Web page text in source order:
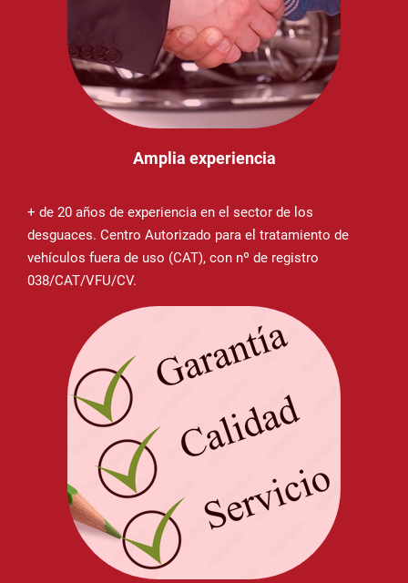
Amplia experiencia
+ de 20 años de experiencia en el sector de los
desguaces. Centro Autorizado para el tratamiento de
vehículos fuera de uso (CAT), con nº de registro
038/CAT/VFU/CV.